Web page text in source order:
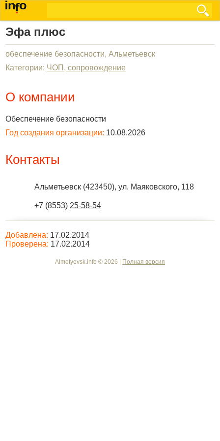
Эфа плюс
обеспечение безопасности, Альметьевск
Категории: ЧОП, сопровождение
О компании
Обеспечение безопасности
Год создания организации: 10.08.2026
Контакты
Альметьевск (423450), ул. Маяковского, 118
+7 (8553) 25-58-54
Добавлена: 17.02.2014
Проверена: 17.02.2014
Almetyevsk.info © 2026 | Полная версия